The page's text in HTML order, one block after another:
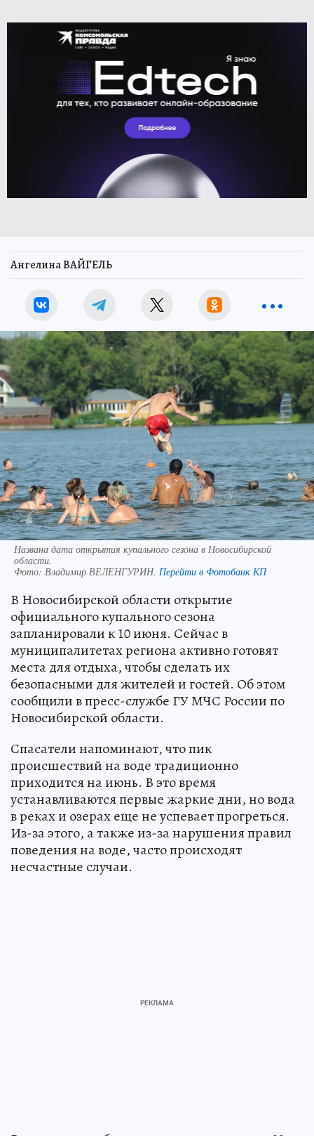
Ангелина ВАЙГЕЛЬ
Названа дата открытия купального сезона в Новосибирской
области.
Фото: Владимир ВЕЛЕНГУРИН. Перейти в Фотобанк КП
В Новосибирской области открытие
официального купального сезона
запланировали к 10 июня. Сейчас в
муниципалитетах региона активно готовят
места для отдыха, чтобы сделать их
безопасными для жителей и гостей. Об этом
сообщили в пресс-службе ГУ МЧС России по
Новосибирской области.
Спасатели напоминают, что пик
происшествий на воде традиционно
приходится на июнь. В это время
устанавливаются первые жаркие дни, но вода
в реках и озерах еще не успевает прогреться.
Из-за этого, а также из-за нарушения правил
поведения на воде, часто происходят
несчастные случаи.